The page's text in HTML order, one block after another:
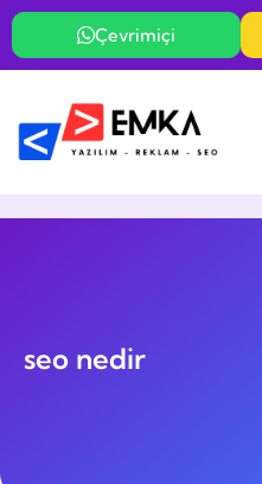
Çevrimiçi
seo nedir